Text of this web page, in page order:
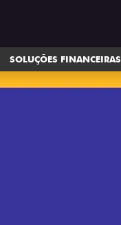
SOLUÇÕES FINANCEIRAS